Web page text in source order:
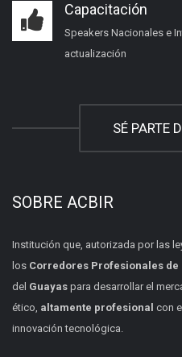
Capacitación
Speakers Nacionales e
actualización
SÉ PARTE
SOBRE ACBIR
Institución que, autorizada por las
los Corredores Profesionales de
del Guayas para desarrollar el
ético, altamente profesional con
innovación tecnológica.